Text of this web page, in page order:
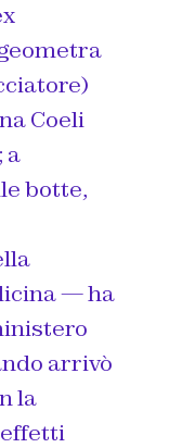
Coeli
a
botte,
— ha
arrivò
la
effetti